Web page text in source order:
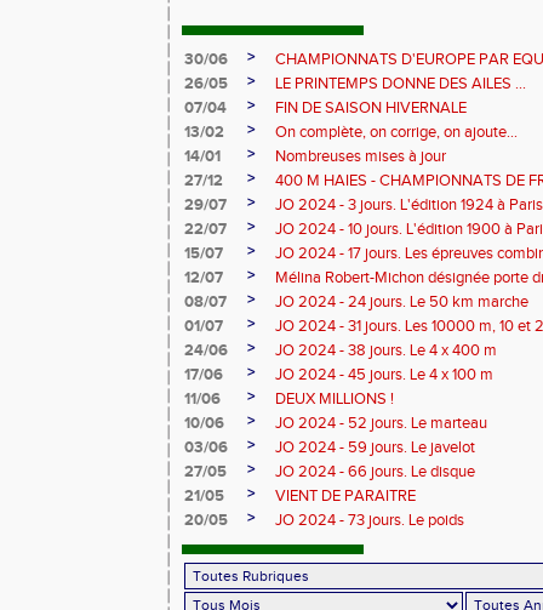
30/06 >
CHAMPIONNATS D'EUROPE PAR
26/05
>
LE PRINTEMPS DONNE DES AILES ...
07/04
>
FIN DE SAISON HIVERNALE
13/02
>
On complète, on corrige, on ajoute...
14/01
>
Nombreuses mises à jour
27/12
>
400 M HAIES - CHAMPIONNATS DE
29/07
>
JO 2024 - 3 jours. L'édition 1924 à Paris
22/07
>
JO 2024 - 10 jours. L'édition 1900 à
15/07
>
JO 2024 - 17 jours. Les épreuves
12/07
>
Mélina Robert-Michon désignée porte
08/07
>
JO 2024 - 24 jours. Le 50 km marche
01/07
>
JO 2024 - 31 jours. Les 10000 m, 10 et
24/06
>
JO 2024 - 38 jours. Le 4 x 400 m
17/06
>
JO 2024 - 45 jours. Le 4 x 100 m
11/06
>
DEUX MILLIONS !
10/06
>
JO 2024 - 52 jours. Le marteau
03/06
>
JO 2024 - 59 jours. Le javelot
27/05
>
JO 2024 - 66 jours. Le disque
21/05
>
VIENT DE PARAITRE
20/05
> JO 2024 - 73 jours. Le poids